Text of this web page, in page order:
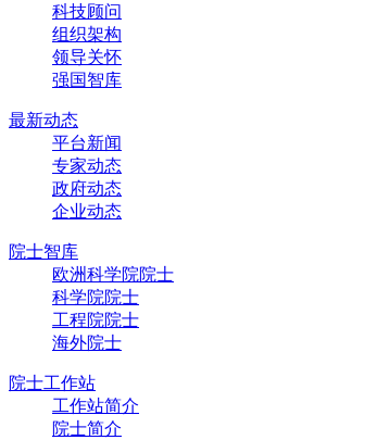
科技顾问
组织架构
领导关怀
强国智库
最新动态
平台新闻
专家动态
政府动态
企业动态
院士智库
欧洲科学院院士
科学院院士
工程院院士
海外院士
院士工作站
工作站简介
院士简介